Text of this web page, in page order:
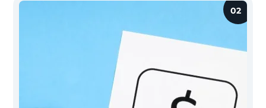
02